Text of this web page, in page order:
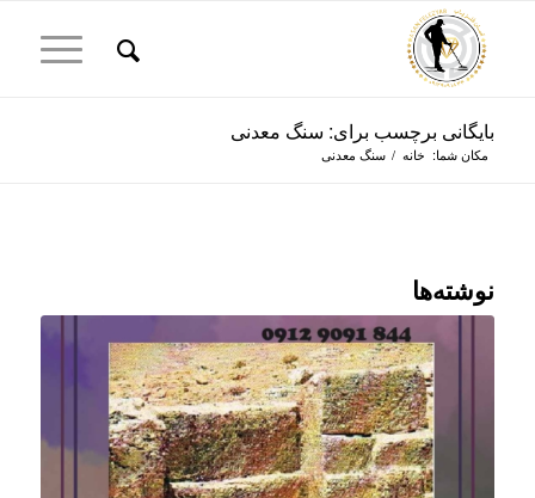
بایگانی برچسب برای: سنگ معدنی
مکان شما: خانه / سنگ معدنی
نوشته‌ها